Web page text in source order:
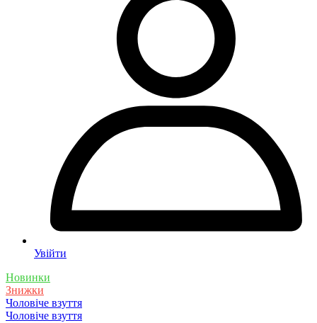
Увійти
Новинки
Знижки
Чоловіче взуття
Чоловіче взуття